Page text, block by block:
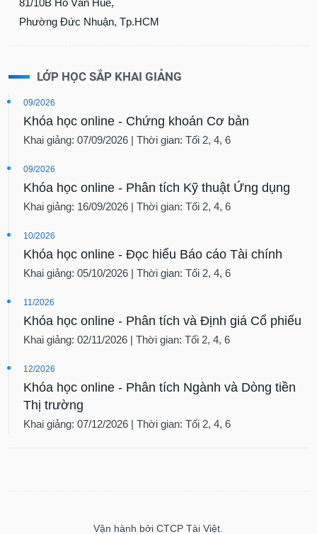
Phường Đức Nhuận, Tp.HCM
LỚP HỌC SẮP KHAI GIẢNG
09/2026
Khóa học online - Chứng khoán Cơ bản
Khai giảng: 07/09/2026 | Thời gian: Tối 2, 4, 6
09/2026
Khóa học online - Phân tích Kỹ thuật Ứng dụng
Khai giảng: 16/09/2026 | Thời gian: Tối 2, 4, 6
10/2026
Khóa học online - Đọc hiểu Báo cáo Tài chính
Khai giảng: 05/10/2026 | Thời gian: Tối 2, 4, 6
11/2026
Khóa học online - Phân tích và Định giá Cổ phiếu
Khai giảng: 02/11/2026 | Thời gian: Tối 2, 4, 6
12/2026
Khóa học online - Phân tích Ngành và Dòng tiền
Thị trường
Khai giảng: 07/12/2026 | Thời gian: Tối 2, 4, 6
Vận hành bởi CTCP Tài Việt.